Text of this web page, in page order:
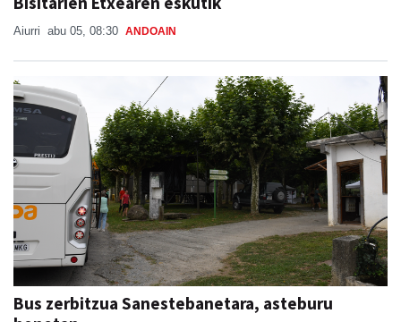
Bus zerbitzua Sanestebanetara, asteburu
honetan
SAN ESTEBAN JAIAK GOIBURUN 2026